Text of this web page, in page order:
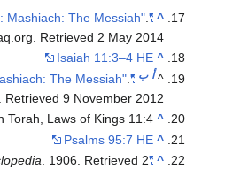
^
"Judaism 101: Mashiach: The Messiah"
.
. Retrieved 2 May 2014
^
Isaiah 11:3–4 HE
^أ ب "Judaism 101: Mashiach: The Messiah"
.
. Retrieved9 November 2012
^
Torah, Laws of Kings 11:4
^
Psalms 95:7 HE
^
"Messiah"
. 1906 . Retrieved 2